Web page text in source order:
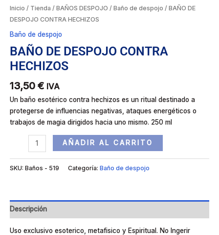
Inicio / Tienda / BAÑOS DESPOJO / Baño de despojo / BAÑO DE
DESPOJO CONTRA HECHIZOS
Baño de despojo
BAÑO DE DESPOJO CONTRA
HECHIZOS
13,50 € IVA
Un baño esotérico contra hechizos es un ritual destinado a
protegerse de influencias negativas, ataques energéticos o
trabajos de magia dirigidos hacia uno mismo. 250 ml
AÑADIR AL CARRITO
SKU: Baños - 519 Categoría: Baño de despojo
Descripción
Uso exclusivo esoterico, metafisico y Espiritual. No Ingerir